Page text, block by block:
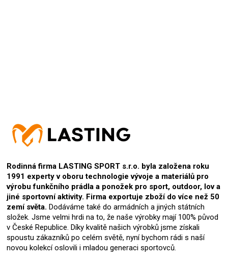
Rodinná firma LASTING SPORT s.r.o. byla založena roku
1991 experty v oboru technologie vývoje a materiálů pro
výrobu funkčního prádla a ponožek pro sport, outdoor, lov a
jiné sportovní aktivity. Firma exportuje zboží do více než 50
zemí světa. Dodáváme také do armádních a jiných státních
složek. Jsme velmi hrdi na to, že naše výrobky mají 100% původ
v České Republice. Díky kvalitě našich výrobků jsme získali
spoustu zákazníků po celém světě, nyní bychom rádi s naší
novou kolekcí oslovili i mladou generaci sportovců.